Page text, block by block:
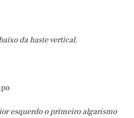
da haste vertical.
esquerdo o primeiro algarismo